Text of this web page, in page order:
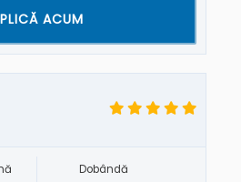
ACUM
Dobândă